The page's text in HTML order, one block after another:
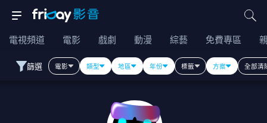
電視頻道 電影 戲劇 動漫 綜藝 免費專區
篩選 電影 類型 地區 年份 標籤 方案 全部清